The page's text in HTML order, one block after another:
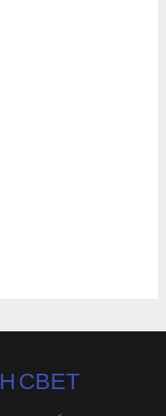
СВЕТ